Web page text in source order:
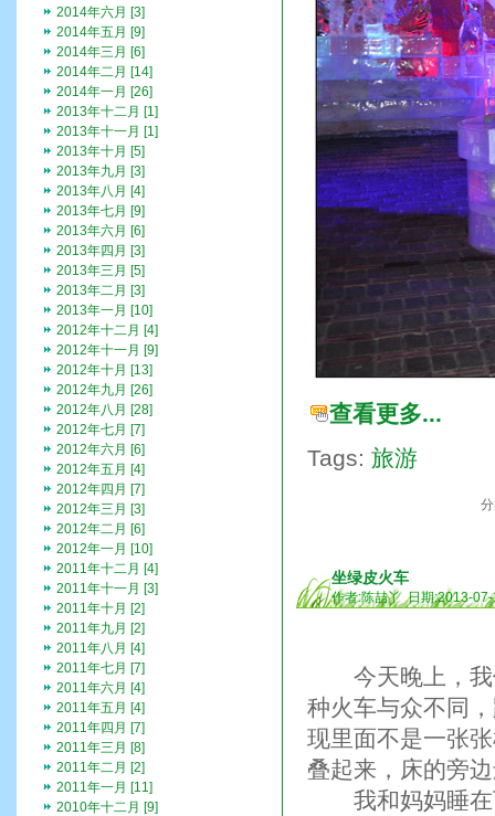
查看更多...
Tags: 旅游
坐绿皮火车
作者:陈喆丫 日期:2013-
今天晚上，我
种火车与众不同
现里面不是一张
叠起来，床的旁
我和妈妈睡在
2014年六月 [3]
2014年五月 [9]
2014年三月 [6]
2014年二月 [14]
2014年一月 [26]
2013年十二月 [1]
2013年十一月 [1]
2013年十月 [5]
2013年九月 [3]
2013年八月 [4]
2013年七月 [9]
2013年六月 [6]
2013年四月 [3]
2013年三月 [5]
2013年二月 [3]
2013年一月 [10]
2012年十二月 [4]
2012年十一月 [9]
2012年十月 [13]
2012年九月 [26]
2012年八月 [28]
2012年七月 [7]
2012年六月 [6]
2012年五月 [4]
2012年四月 [7]
2012年三月 [3]
2012年二月 [6]
2012年一月 [10]
2011年十二月 [4]
2011年十一月 [3]
2011年十月 [2]
2011年九月 [2]
2011年八月 [4]
2011年七月 [7]
2011年六月 [4]
2011年五月 [4]
2011年四月 [7]
2011年三月 [8]
2011年二月 [2]
2011年一月 [11]
2010年十二月 [9]